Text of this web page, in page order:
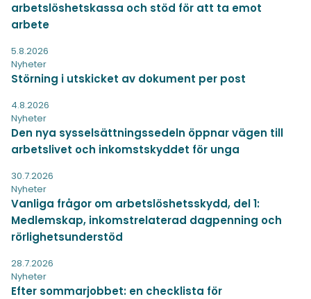
arbetslöshetskassa och stöd för att ta emot
arbete
5.8.2026
Nyheter
Störning i utskicket av dokument per post
4.8.2026
Nyheter
Den nya sysselsättningssedeln öppnar vägen till
arbetslivet och inkomstskyddet för unga
30.7.2026
Nyheter
Vanliga frågor om arbetslöshetsskydd, del 1:
Medlemskap, inkomstrelaterad dagpenning och
rörlighetsunderstöd
28.7.2026
Nyheter
Efter sommarjobbet: en checklista för